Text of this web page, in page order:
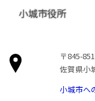
小城市役所
〒845-
佐賀県小
小城市へ